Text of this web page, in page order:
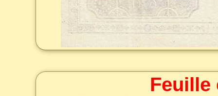
Feuille